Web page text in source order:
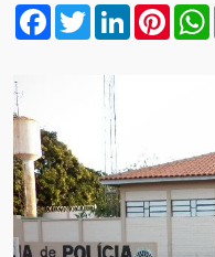
Facebook
TwitterLinkedIn